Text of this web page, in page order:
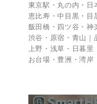
東京駅・丸の内・日
恵比寿・中目黒・目
飯田橋・四ツ谷・神
渋谷・原宿・青山
上野・浅草・日暮里
お台場・豊洲・湾岸